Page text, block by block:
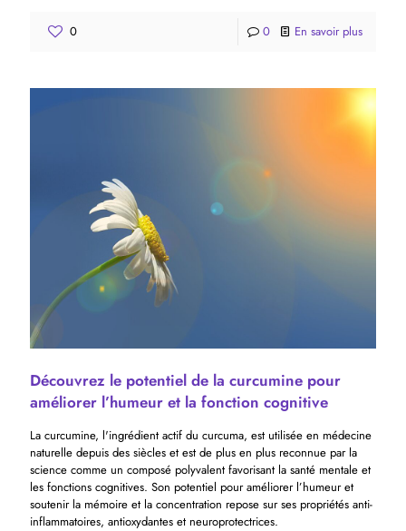
0 0 En savoir plus
Découvrez le potentiel de la curcumine pour
améliorer l’humeur et la fonction cognitive
La curcumine, l'ingrédient actif du curcuma, est utilisée en médecine
naturelle depuis des siècles et est de plus en plus reconnue par la
science comme un composé polyvalent favorisant la santé mentale et
les fonctions cognitives. Son potentiel pour améliorer l’humeur et
soutenir la mémoire et la concentration repose sur ses propriétés anti-
inflammatoires, antioxydantes et neuroprotectrices.